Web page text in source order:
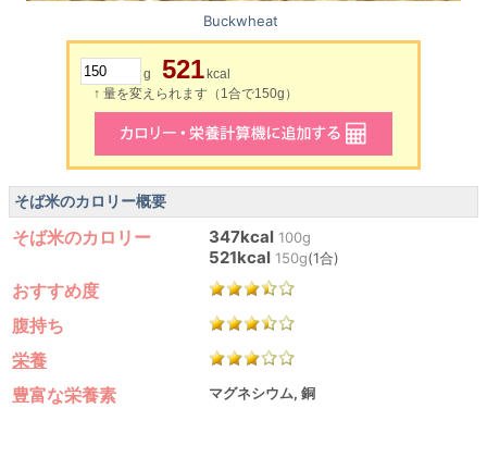
Buckwheat
g 521 kcal
↑ 量を変えられます（1合で150g）
そば米のカロリー概要
そば米のカロリー 347kcal 100g
521kcal 150g(1合)
おすすめ度
腹持ち
栄養
豊富な栄養素
マグネシウム, 銅